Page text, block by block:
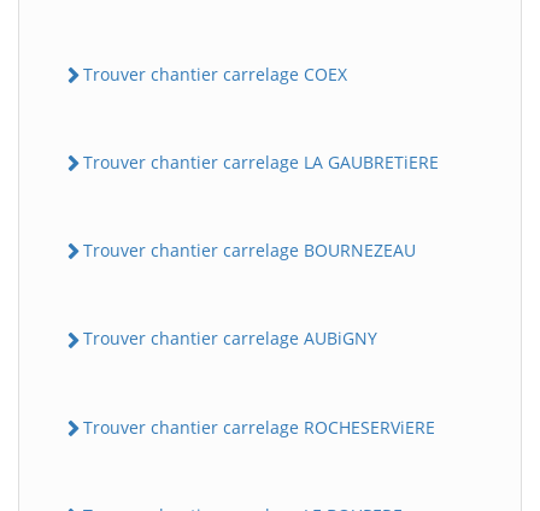
Trouver chantier carrelage COEX
Trouver chantier carrelage LA GAUBRETiERE
Trouver chantier carrelage BOURNEZEAU
Trouver chantier carrelage AUBiGNY
Trouver chantier carrelage ROCHESERViERE